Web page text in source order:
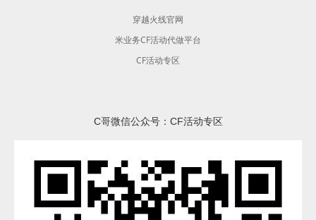
穿越火线官网
米业务CF活动代做平台
CF活动专区
C哥微信公众号：CF活动专区